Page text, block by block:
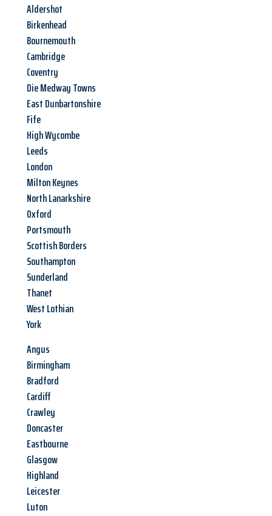
Aldershot
Birkenhead
Bournemouth
Cambridge
Coventry
Die Medway Towns
East Dunbartonshire
Fife
High Wycombe
Leeds
London
Milton Keynes
North Lanarkshire
Oxford
Portsmouth
Scottish Borders
Southampton
Sunderland
Thanet
West Lothian
York
Angus
Birmingham
Bradford
Cardiff
Crawley
Doncaster
Eastbourne
Glasgow
Highland
Leicester
Luton